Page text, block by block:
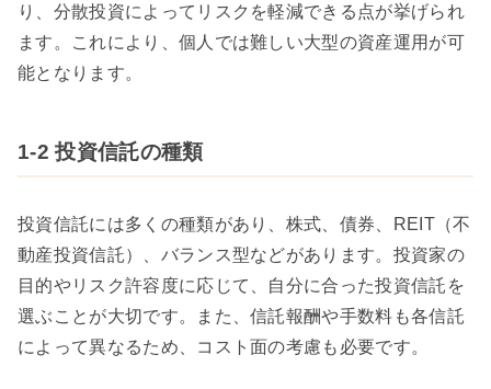
り、分散投資によってリスクを軽減できる点が挙げられ
ます。これにより、個人では難しい大型の資産運用が可
能となります。
1-2 投資信託の種類
投資信託には多くの種類があり、株式、債券、REIT（不
動産投資信託）、バランス型などがあります。投資家の
目的やリスク許容度に応じて、自分に合った投資信託を
選ぶことが大切です。また、信託報酬や手数料も各信託
によって異なるため、コスト面の考慮も必要です。